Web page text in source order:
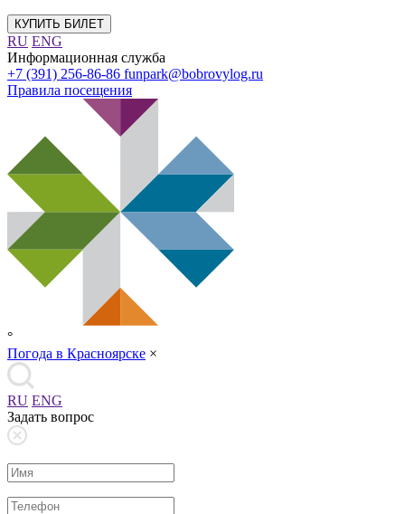
КУПИТЬ БИЛЕТ
RU ENG
Информационная служба
+7 (391) 256-86-86 funpark@bobrovylog.ru
Правила посещения
°
Погода в Красноярске ×
RU ENG
Задать вопрос